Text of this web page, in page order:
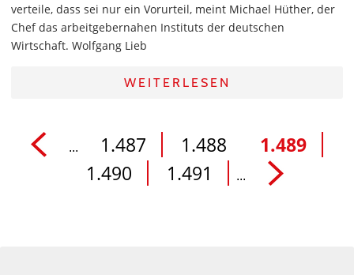
verteile, dass sei nur ein Vorurteil, meint Michael Hüther, der
Chef das arbeitgebernahen Instituts der deutschen
Wirtschaft. Wolfgang Lieb
WEITERLESEN
... 1.487 1.488
1.489
1.490
1.491 ...